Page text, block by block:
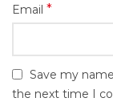
Email *
Save my
the next time I